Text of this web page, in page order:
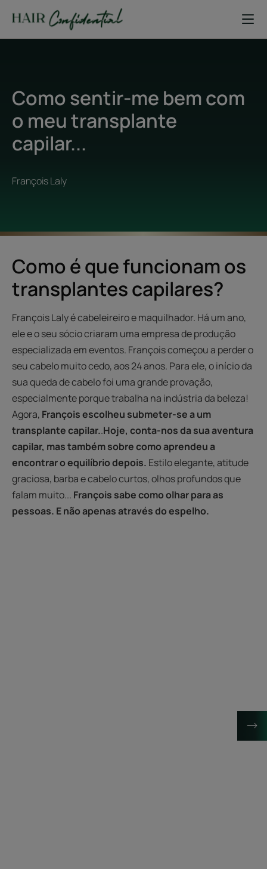
Como sentir-me bem com
o meu transplante
capilar...
François Laly
Como é que funcionam os
transplantes capilares?
François Laly é cabeleireiro e maquilhador. Há um ano,
ele e o seu sócio criaram uma empresa de produção
especializada em eventos. François começou a perder o
seu cabelo muito cedo, aos 24 anos. Para ele, o início da
sua queda de cabelo foi uma grande provação,
especialmente porque trabalha na indústria da beleza!
Agora, François escolheu submeter-se a um
transplante capilar..Hoje, conta-nos da sua aventura
capilar, mas também sobre como aprendeu a
encontrar o equilíbrio depois. Estilo elegante, atitude
graciosa, barba e cabelo curtos, olhos profundos que
falam muito... François sabe como olhar para as
pessoas. E não apenas através do espelho.